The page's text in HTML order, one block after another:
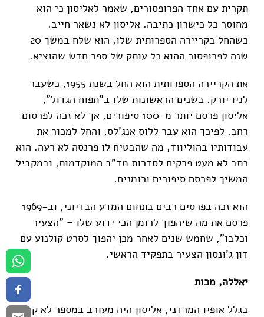
תקרית עם אחד הפרופסורים, שאמר לאליסון כי הוא
מחוסר כל כישרון כתיבה. אליסון לא נשאר חייב.
כשהחל בקריירה הספרותית שלו, הוא שלח במשך 20
שנה לפרופסור ההוא כל עותק של ספר חדש שהוציא.
את הקריירה הספרותית הוא החל בשנת 1955, כשעבר
לניו יורק. בשנים הראשונות שלו ב"תפוח הגדול",
אליסון פרסם יותר מ-100 סיפורים, אך לא זכה לפרסום
רחב. לפיכך הוא עבר ללוס אנג'לס, והחל למכור את
עבודותיו בהוליווד, מה שהבטיח לו פרנסה לא רעה. הוא
כתב לא מעט פרקים לסדרות מד"ב המוקדמות, ובמקביל
המשיך לפרסם סיפורים ורומנים.
הוא זכה בפרסים רבים בתחום המדע הבדיוני, וב-1969
פרסם את מה שיהפוך לרומן הכי ידוע שלו – "הצעיר
וכלבו", שחמש שנים לאחר מכן יהפוך לסרט קולנוע עם
דון ג'ונסון הצעיר בתפקיד הראשי.
יאללה, מכות
בגלל אופיו המרדני, אליסון היה מעורב במספר לא קטן